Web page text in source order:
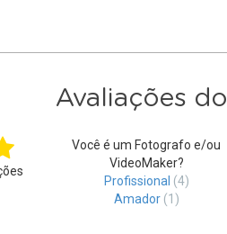
Avaliações
Você é um Fotografo e/ou
VideoMaker?
Profissional (4)
Amador (1)